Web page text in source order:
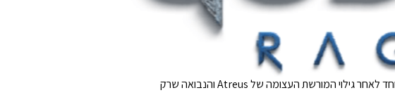
בעוד שבמשחק האחרון נבנה אמון רב והבנה בין האב ובנו, עדין יש מידה רבה של מורכבות בקשר ביניהם – במיוחד לאחר גילוי המורשת העצומה של Atreus והנבואה שרק